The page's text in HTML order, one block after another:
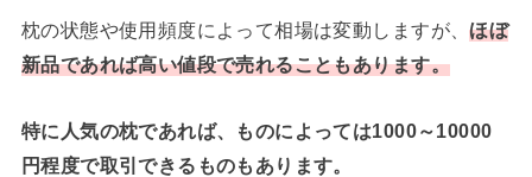
枕の状態や使用頻度によって相場は変動しますが、ほぼ
新品であれば高い値段で売れることもあります。
特に人気の枕であれば、ものによっては1000～10000
円程度で取引できるものもあります。